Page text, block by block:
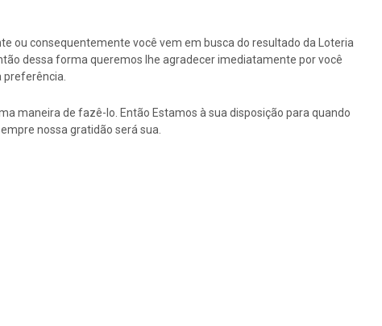
ou consequentemente você vem em busca do resultado da Loteria
dessa forma queremos lhe agradecer imediatamente por você
maneira de fazê-lo. Então Estamos à sua disposição para quando
nossa gratidão será sua.